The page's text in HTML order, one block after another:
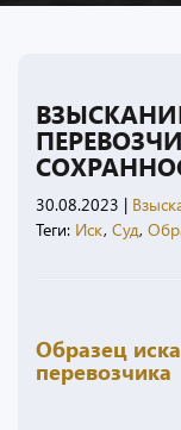
30.08.2023 |
Теги: Иск, Суд,
Образец
перевозчика